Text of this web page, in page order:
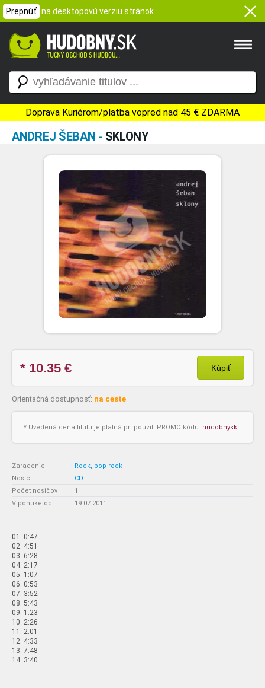
Prepnúť na desktopovú verziu stránok
Doprava Kuriérom/platba vopred nad 45 € ZDARMA
ANDREJ ŠEBAN - SKLONY
* 10.35 € Kúpiť
Orientačná dostupnosť: na ceste
* Uvedená cena titulu je platná pri použití PROMO kódu: hudobnysk
Zaradenie : Rock, pop rock
Nosič
: CD
Počet nosičov
: 1
V ponuke od
: 19.07.2011
01. 0:47
02. 4:51
03. 6:28
04. 2:17
05. 1:07
06. 0:53
07. 3:52
08. 5:43
09. 1:23
10. 2:26
11. 2:01
12. 4:33
13. 7:48
14. 3:40